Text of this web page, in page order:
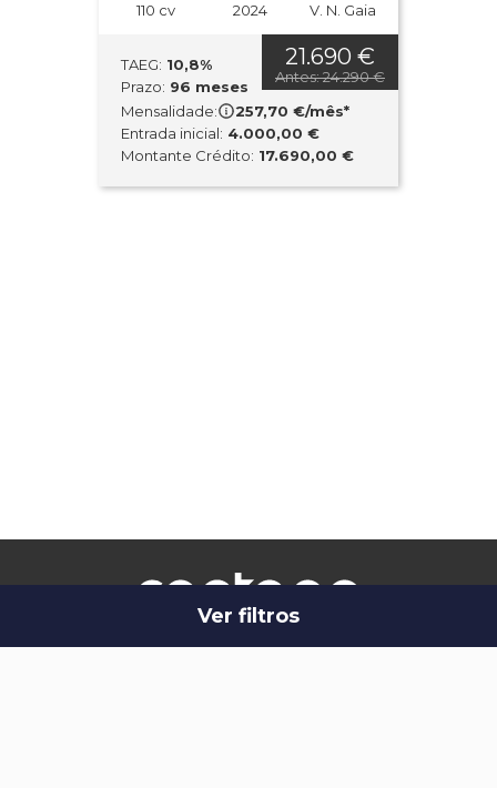
Ver filtros
110 cv
2024
V. N. Gaia
TAEG: 10,8%
Prazo: 96 meses
Mensalidade:
257,70 €/mês*
Entrada inicial: 4.000,00 €
Montante Crédito: 17.690,00 €
21.690 €
Antes: 24.290 €